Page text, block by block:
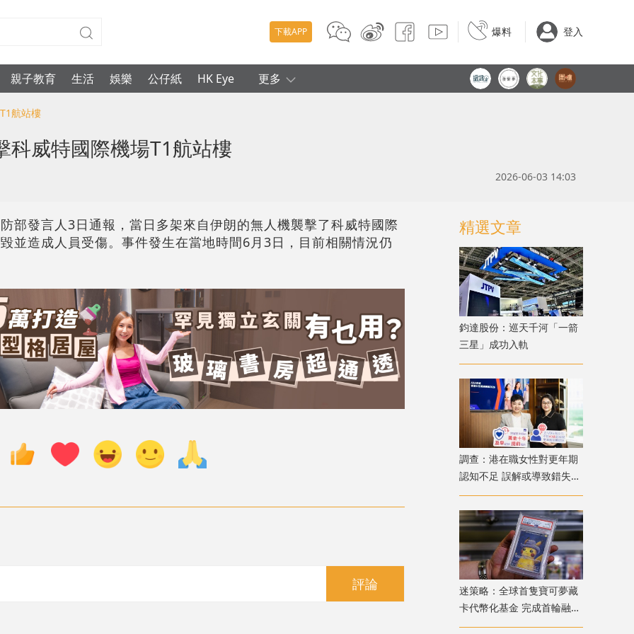
下載APP 爆料 登入
親子教育 生活 娛樂 公仔紙 HK Eye 更多
航站樓
科威特國際機場T1航站樓
2026-06-03 14:03
部發言人3日通報，當日多架來自伊朗的無人機襲擊了科威特國際
並造成人員受傷。事件發生在當地時間6月3日，目前相關情況仍
評論
精選文章
鈞達股份：巡天千河「一箭
三星」成功入軌
調查：港在職女性對更年期
認知不足 誤解或導致錯失
「黃金預防期」
迷策略：全球首隻寶可夢藏
卡代幣化基金 完成首輪融資
兼獲超購